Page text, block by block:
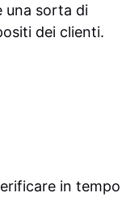
una sorta di
dei clienti.
in tempo